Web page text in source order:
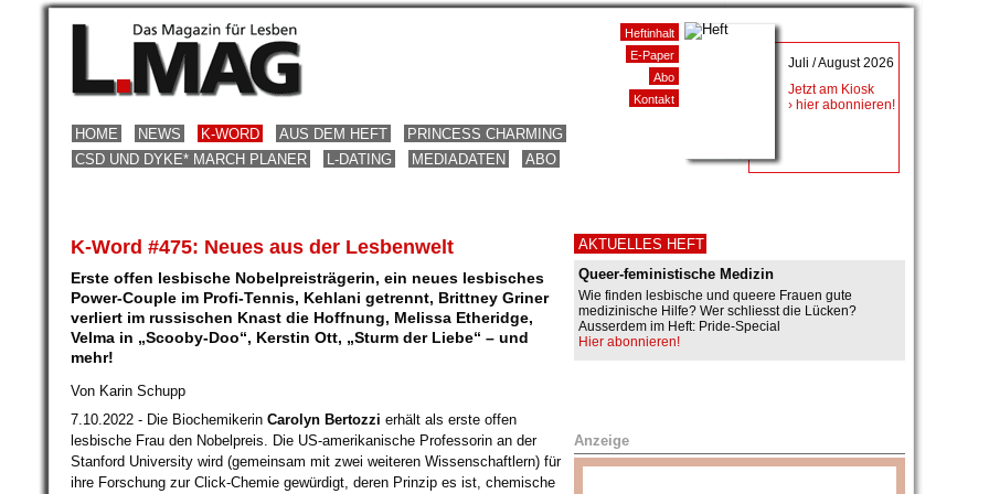
HOME NEWS K-WORD AUS DEM HEFT
PRINCESS CHARMING
CSD UND DYKE* MARCH PLANER
L-DATING MEDIADATEN ABO
K-Word #475: Neues aus der Lesbenwelt
Erste offen lesbische Nobelpreisträgerin, ein neues lesbisches
Power-Couple im Profi-Tennis, Kehlani getrennt, Brittney Griner
verliert im russischen Knast die Hoffnung, Melissa Etheridge,
Velma in „Scooby-Doo“, Kerstin Ott, „Sturm der Liebe“ – und
mehr!
Von Karin Schupp
7.10.2022 - Die Biochemikerin Carolyn Bertozzi erhält als erste offen
lesbische Frau den Nobelpreis. Die US-amerikanische Professorin an der
Stanford University wird (gemeinsam mit zwei weiteren Wissenschaftlern) für
ihre Forschung zur Click-Chemie gewürdigt, deren Prinzip es ist, chemische
AKTUELLES HEFT
Queer-feministische Medizin
Wie finden lesbische und queere Frauen gute
medizinische Hilfe? Wer schliesst die Lücken?
Ausserdem im Heft: Pride-Special
Hier abonnieren!
Anzeige
Heftinhalt
E-Paper
Abo
Kontakt
Juli / August 2026
Jetzt am Kiosk
› hier abonnieren!